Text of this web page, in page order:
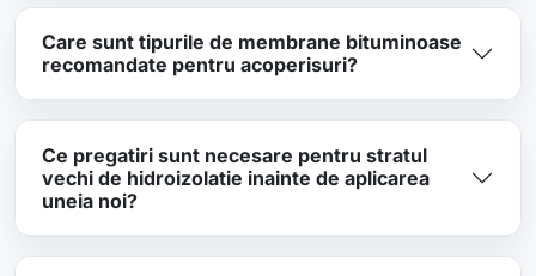
Care sunt tipurile de membrane bituminoase
recomandate pentru acoperisuri?
Ce pregatiri sunt necesare pentru stratul
vechi de hidroizolatie inainte de aplicarea
uneia noi?